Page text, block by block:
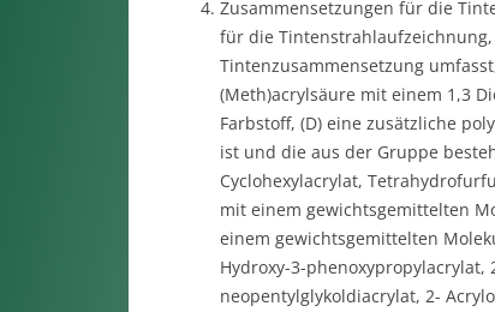
Zusammensetzungen für die
für die
Tintenzusammensetzung
(Meth)acrylsäure mit einem 1,3
Farbstoff, (D) eine zusätzliche
ist und die aus der Gruppe
Cyclohexylacrylat,
mit einem gewichtsgemittelten
einem gewichtsgemittelten
Hydroxy-3-
neopentylglykoldiacrylat, 2-